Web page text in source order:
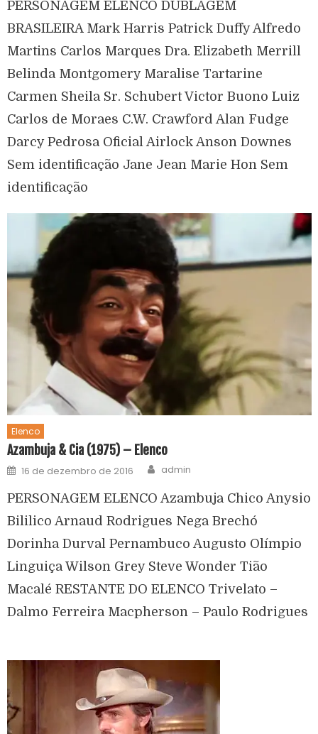
PERSONAGEM ELENCO DUBLAGEM
BRASILEIRA Mark Harris Patrick Duffy Alfredo
Martins Carlos Marques Dra. Elizabeth Merrill
Belinda Montgomery Maralise Tartarine
Carmen Sheila Sr. Schubert Victor Buono Luiz
Carlos de Moraes C.W. Crawford Alan Fudge
Darcy Pedrosa Oficial Airlock Anson Downes
Sem identificação Jane Jean Marie Hon Sem
identificação
Elenco
Azambuja & Cia (1975) – Elenco
16 de dezembro de 2016 admin
PERSONAGEM ELENCO Azambuja Chico Anysio
Bililico Arnaud Rodrigues Nega Brechó
Dorinha Durval Pernambuco Augusto Olímpio
Linguiça Wilson Grey Steve Wonder Tião
Macalé RESTANTE DO ELENCO Trivelato –
Dalmo Ferreira Macpherson – Paulo Rodrigues